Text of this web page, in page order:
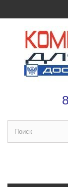
Оформление
После